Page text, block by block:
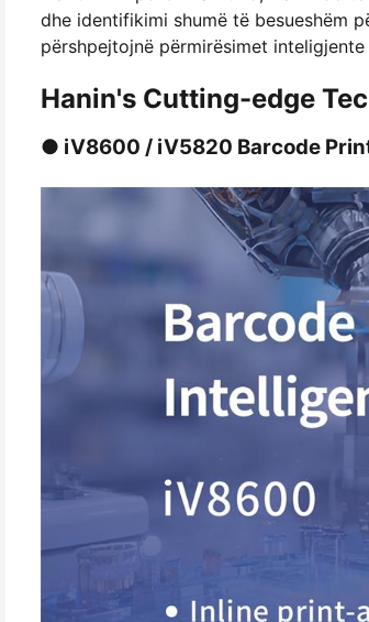
dhe identifikimi shumë të besueshëm
përshpejtojnë përmirësimet
Hanin's Cutting-edge
● iV8600 / iV5820 Barcode